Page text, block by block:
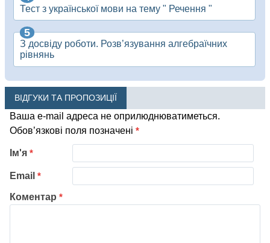
Тест з української мови на тему " Речення "
З досвіду роботи. Розв’язування алгебраїчних
рівнянь
ВІДГУКИ ТА ПРОПОЗИЦІЇ
Ваша e-mail адреса не оприлюднюватиметься.
Обов’язкові поля позначені *
Коментар *
Ім'я *
Email *